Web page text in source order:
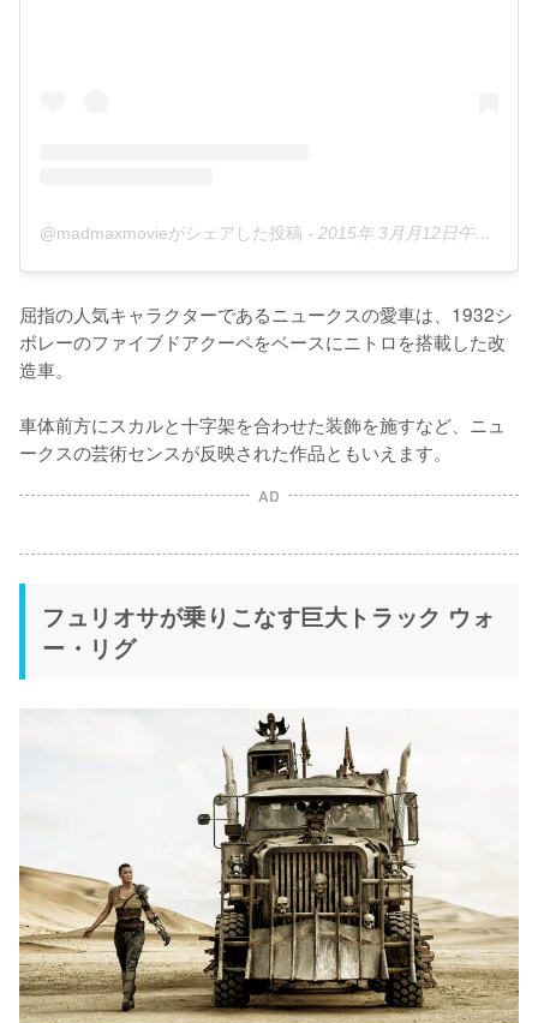
@madmaxmovieがシェアした投稿 - 2015年 3月月12日午後6時44分PDT
屈指の人気キャラクターであるニュークスの愛車は、1932シ
ボレーのファイブドアクーペをベースにニトロを搭載した改
造車。
車体前方にスカルと十字架を合わせた装飾を施すなど、ニュ
ークスの芸術センスが反映された作品ともいえます。
AD
フュリオサが乗りこなす巨大トラック ウォ
ー・リグ